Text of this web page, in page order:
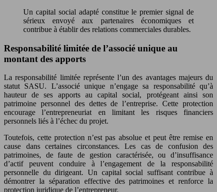
Un capital social adapté constitue le premier signal de
sérieux envoyé aux partenaires économiques et
contribue à établir des relations commerciales durables.
Responsabilité limitée de l’associé unique au
montant des apports
La responsabilité limitée représente l’un des avantages majeurs du
statut SASU. L’associé unique n’engage sa responsabilité qu’à
hauteur de ses apports au capital social, protégeant ainsi son
patrimoine personnel des dettes de l’entreprise. Cette protection
encourage l’entrepreneuriat en limitant les risques financiers
personnels liés à l’échec du projet.
Toutefois, cette protection n’est pas absolue et peut être remise en
cause dans certaines circonstances. Les cas de confusion des
patrimoines, de faute de gestion caractérisée, ou d’insuffisance
d’actif peuvent conduire à l’engagement de la responsabilité
personnelle du dirigeant. Un capital social suffisant contribue à
démontrer la séparation effective des patrimoines et renforce la
protection juridique de l’entrepreneur.